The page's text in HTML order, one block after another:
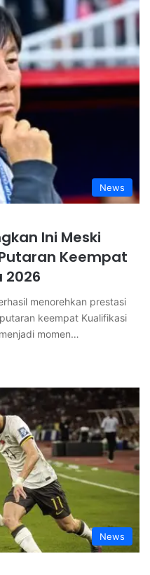
News
Ini Meski
Keempat
2026
menorehkan prestasi
keempat Kualifikasi
momen…
News